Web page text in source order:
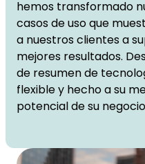
hemos transformado
casos de uso que
a nuestros clientes a
mejores resultados.
de resumen de
flexible y hecho a su
potencial de su